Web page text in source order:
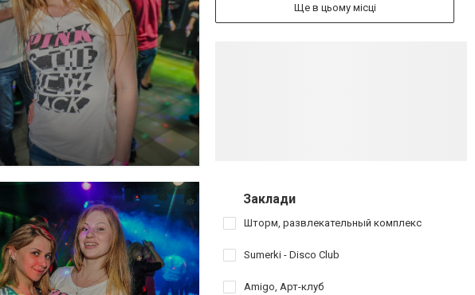
Ще в цьому місці
Заклади
Шторм, развлекательный комплекс
Sumerki - Disco Club
Amigo, Арт-клуб